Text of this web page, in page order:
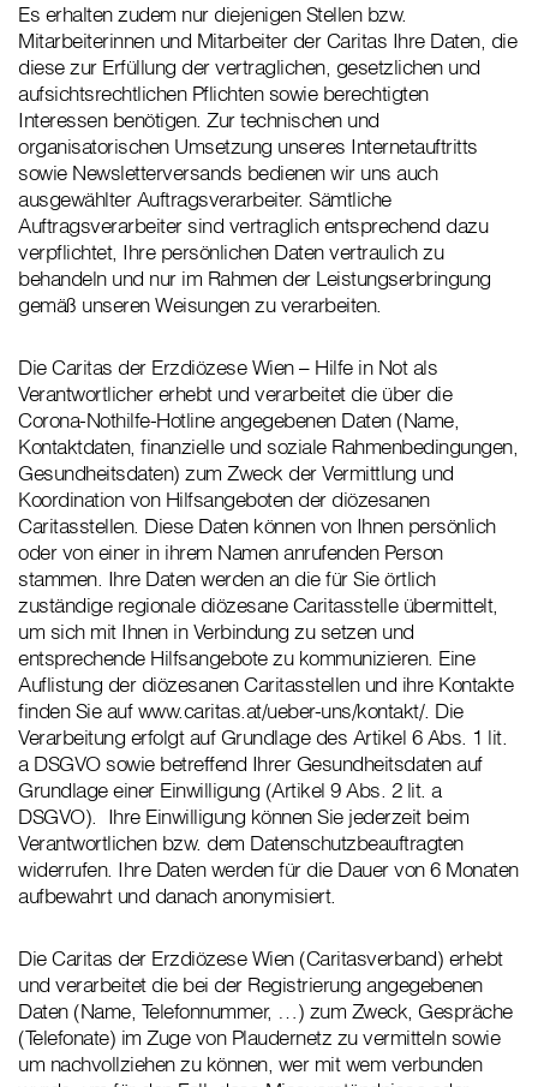
Es erhalten zudem nur diejenigen Stellen bzw.
Mitarbeiterinnen und Mitarbeiter der Caritas Ihre Daten, die
diese zur Erfüllung der vertraglichen, gesetzlichen und
aufsichtsrechtlichen Pflichten sowie berechtigten
Interessen benötigen. Zur technischen und
organisatorischen Umsetzung unseres Internetauftritts
sowie Newsletterversands bedienen wir uns auch
ausgewählter Auftragsverarbeiter. Sämtliche
Auftragsverarbeiter sind vertraglich entsprechend dazu
verpflichtet, Ihre persönlichen Daten vertraulich zu
behandeln und nur im Rahmen der Leistungserbringung
gemäß unseren Weisungen zu verarbeiten.
Die Caritas der Erzdiözese Wien – Hilfe in Not als
Verantwortlicher erhebt und verarbeitet die über die
Corona-Nothilfe-Hotline angegebenen Daten (Name,
Kontaktdaten, finanzielle und soziale Rahmenbedingungen,
Gesundheitsdaten) zum Zweck der Vermittlung und
Koordination von Hilfsangeboten der diözesanen
Caritasstellen. Diese Daten können von Ihnen persönlich
oder von einer in ihrem Namen anrufenden Person
stammen. Ihre Daten werden an die für Sie örtlich
zuständige regionale diözesane Caritasstelle übermittelt,
um sich mit Ihnen in Verbindung zu setzen und
entsprechende Hilfsangebote zu kommunizieren. Eine
Auflistung der diözesanen Caritasstellen und ihre Kontakte
finden Sie auf www.caritas.at/ueber-uns/kontakt/. Die
Verarbeitung erfolgt auf Grundlage des Artikel 6 Abs. 1 lit.
a DSGVO sowie betreffend Ihrer Gesundheitsdaten auf
Grundlage einer Einwilligung (Artikel 9 Abs. 2 lit. a
DSGVO). Ihre Einwilligung können Sie jederzeit beim
Verantwortlichen bzw. dem Datenschutzbeauftragten
widerrufen. Ihre Daten werden für die Dauer von 6 Monaten
aufbewahrt und danach anonymisiert.
Die Caritas der Erzdiözese Wien (Caritasverband) erhebt
und verarbeitet die bei der Registrierung angegebenen
Daten (Name, Telefonnummer, …) zum Zweck, Gespräche
(Telefonate) im Zuge von Plaudernetz zu vermitteln sowie
um nachvollziehen zu können, wer mit wem verbunden